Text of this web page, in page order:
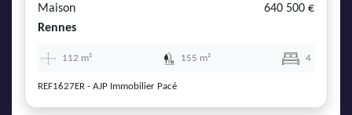
Maison
640 500 €
Rennes
112 m² 155 m² 4
REF1627ER - AJP Immobilier Pacé